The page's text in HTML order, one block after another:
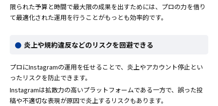
限られた予算と時間で最大限の成果を出すためには、プロの力を借り
て最適化された運用を行うことがもっとも効率的です。
炎上や規約違反などのリスクを回避できる
プロにInstagramの運用を任せることで、炎上やアカウント停止とい
ったリスクを防止できます。
Instagramは拡散力の高いプラットフォームである一方で、誤った投
稿や不適切な表現が原因で炎上するリスクもあります。